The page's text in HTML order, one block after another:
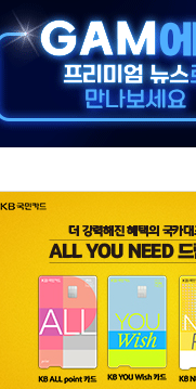
"·野 "졸속 국정"